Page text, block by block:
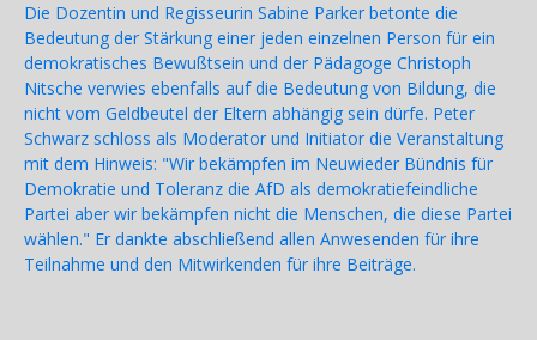
Die Dozentin und Regisseurin Sabine Parker betonte die
Bedeutung der Stärkung einer jeden einzelnen Person für ein
demokratisches Bewußtsein und der Pädagoge Christoph
Nitsche verwies ebenfalls auf die Bedeutung von Bildung, die
nicht vom Geldbeutel der Eltern abhängig sein dürfe. Peter
Schwarz schloss als Moderator und Initiator die Veranstaltung
mit dem Hinweis: "Wir bekämpfen im Neuwieder Bündnis für
Demokratie und Toleranz die AfD als demokratiefeindliche
Partei aber wir bekämpfen nicht die Menschen, die diese Partei
wählen." Er dankte abschließend allen Anwesenden für ihre
Teilnahme und den Mitwirkenden für ihre Beiträge.